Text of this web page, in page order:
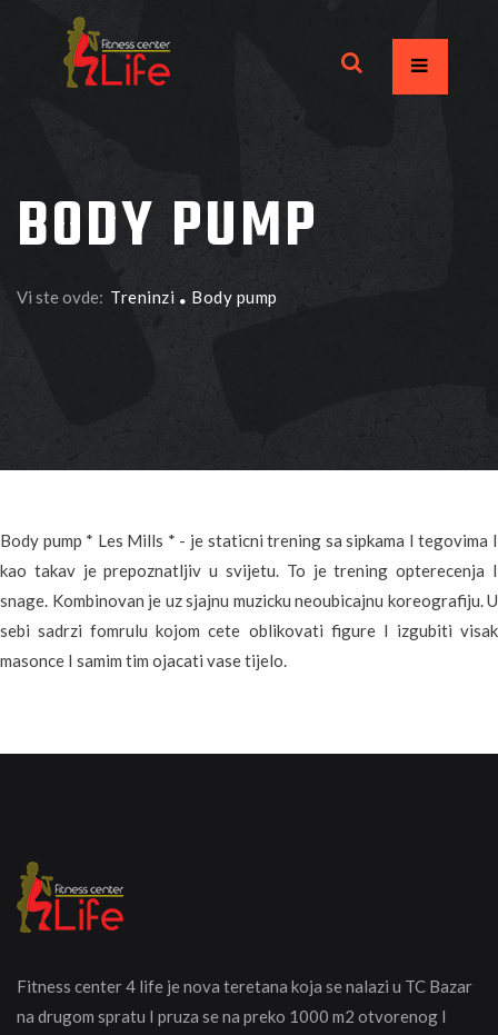
BODY PUMP
Vi ste ovde: Treninzi Body pump
Body pump * Les Mills * - je staticni trening sa sipkama I tegovima I
kao takav je prepoznatljiv u svijetu. To je trening opterecenja I
snage. Kombinovan je uz sjajnu muzicku neoubicajnu koreografiju. U
sebi sadrzi fomrulu kojom cete oblikovati figure I izgubiti visak
masonce I samim tim ojacati vase tijelo.
Fitness center 4 life je nova teretana koja se nalazi u TC Bazar
na drugom spratu I pruza se na preko 1000 m2 otvorenog I